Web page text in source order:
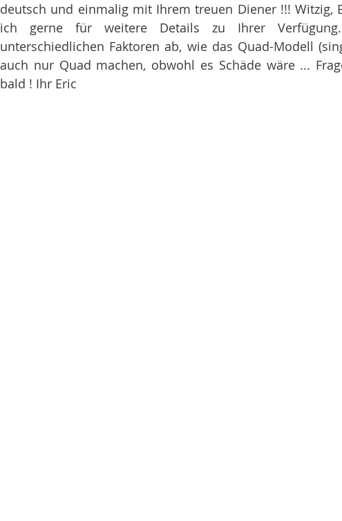
deutsch und einmalig mit Ihrem treuen Diener !!! Witzig,
ich gerne für weitere Details zu Ihrer
unterschiedlichen Faktoren ab, wie das Quad-Modell
auch nur Quad machen, obwohl es Schäde wäre ...
bald ! Ihr Eric